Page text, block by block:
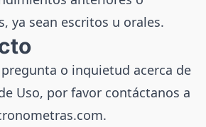
ya sean escritos u orales.
o inquietud acerca de
Uso, por favor contáctanos a
.